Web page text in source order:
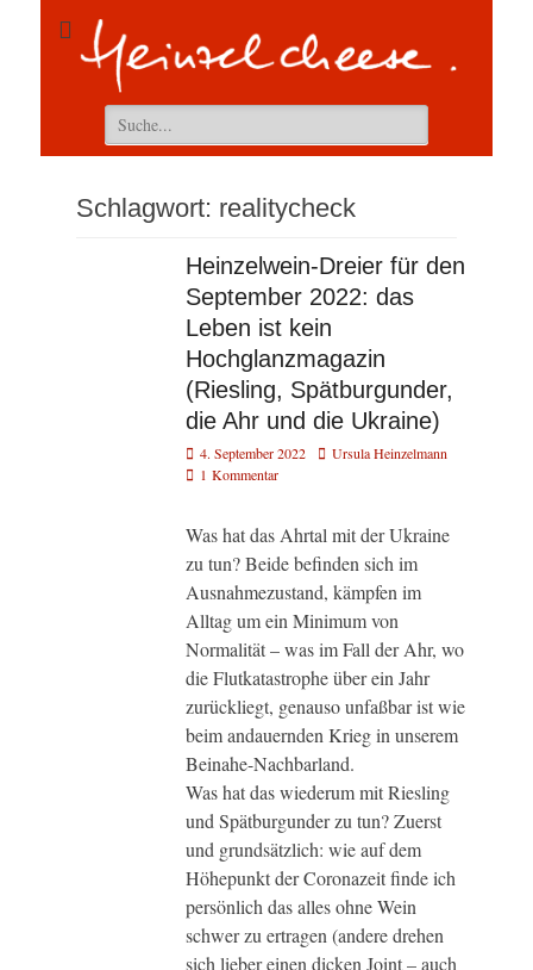
Suchen
nach:
Schlagwort: realitycheck
Heinzelwein-Dreier für den
September 2022: das
Leben ist kein
Hochglanzmagazin
(Riesling, Spätburgunder,
die Ahr und die Ukraine)
Veröffentlicht
am
4. September 2022 AutorUrsula Heinzelmann
1 Kommentar
Was hat das Ahrtal mit der Ukraine
zu tun? Beide befinden sich im
Ausnahmezustand, kämpfen im
Alltag um ein Minimum von
Normalität – was im Fall der Ahr, wo
die Flutkatastrophe über ein Jahr
zurückliegt, genauso unfaßbar ist wie
beim andauernden Krieg in unserem
Beinahe-Nachbarland.
Was hat das wiederum mit Riesling
und Spätburgunder zu tun? Zuerst
und grundsätzlich: wie auf dem
Höhepunkt der Coronazeit finde ich
persönlich das alles ohne Wein
schwer zu ertragen (andere drehen
sich lieber einen dicken Joint – auch